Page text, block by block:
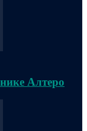
Алтеро